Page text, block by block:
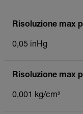
Risoluzione max
0,05 inHg
Risoluzione max
0,001 kg/cm²